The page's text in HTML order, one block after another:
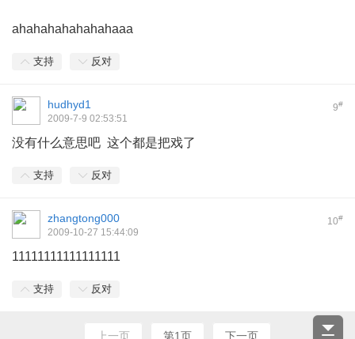
ahahahahahahahaaa
支持 反对
9#
hudhyd1
2009-7-9 02:53:51
没有什么意思吧 这个都是把戏了
支持 反对
10#
zhangtong000
2009-10-27 15:44:09
11111111111111111
支持 反对
上一页 第1页 下一页